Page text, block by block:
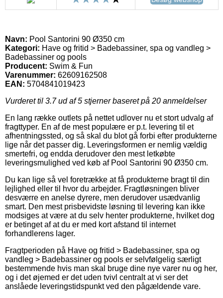
Navn: Pool Santorini 90 Ø350 cm
Kategori: Have og fritid > Badebassiner, spa og vandleg >
Badebassiner og pools
Producent: Swim & Fun
Varenummer: 62609162508
EAN: 5704841019423
Vurderet til 3.7ud af 5 stjerner baseret på 20 anmeldelser
En lang række outlets på nettet udlover nu et stort udvalg af
fragttyper. En af de mest populære er p.t. levering til et
afhentningssted, og så skal du blot gå forbi efter produkterne
lige når det passer dig. Leveringsformen er nemlig vældig
smertefri, og endda derudover den mest letkøbte
leveringsmulighed ved køb af Pool Santorini 90 Ø350 cm.
Du kan lige så vel foretrække at få produkterne bragt til din
lejlighed eller til hvor du arbejder. Fragtløsningen bliver
desværre en anelse dyrere, men derudover usædvanlig
smart. Den mest prisbevidste løsning til levering kan ikke
modsiges at være at du selv henter produkterne, hvilket dog
er betinget af at du er med kort afstand til internet
forhandlerens lager.
Fragtperioden på Have og fritid > Badebassiner, spa og
vandleg > Badebassiner og pools er selvfølgelig særligt
bestemmende hvis man skal bruge dine nye varer nu og her,
og i det øjemed er det uden tvivl centralt at vi ser det
anslåede leveringstidspunkt ved den pågældende vare.